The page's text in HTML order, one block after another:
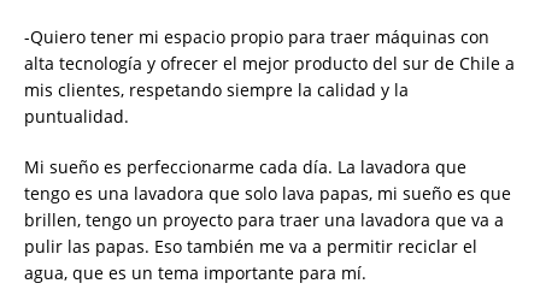
-Quiero tener mi espacio propio para traer máquinas con
alta tecnología y ofrecer el mejor producto del sur de Chile a
mis clientes, respetando siempre la calidad y la
puntualidad.
Mi sueño es perfeccionarme cada día. La lavadora que
tengo es una lavadora que solo lava papas, mi sueño es que
brillen, tengo un proyecto para traer una lavadora que va a
pulir las papas. Eso también me va a permitir reciclar el
agua, que es un tema importante para mí.